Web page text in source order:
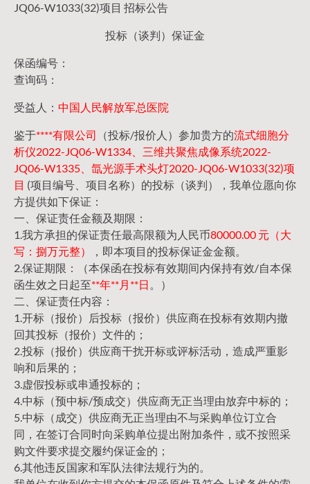
JQ06-W1033(32)项目 招标公告
投标（谈判）保证金
保函编号：
查询码：
受益人： 中国人民解放军总医院
鉴于****有限公司 （投标/报价人）参加贵方的流式细胞分
析仪2022-JQ06-W1334、三维共聚焦成像系统2022-
JQ06-W1335、氙光源手术头灯2020-JQ06-W1033(32)项
目 (项目编号、项目名称）的投标（谈判），我单位愿向你
方提供如下保证：
一、保证责任金额及期限：
1.我方承担的保证责任最高限额为人民币80000.00 元（大
写：捌万元整）
，即本项目的投标保证金金额。
2.保证期限：（本保函在投标有效期间内保持有效/自本保
函生效之日起至**年**月**日 。）
二、保证责任内容：
1.开标（报价）后投标（报价）供应商在投标有效期内撤
回其投标（报价）文件的；
2.投标（报价）供应商干扰开标或评标活动，造成严重影
响和后果的；
3.虚假投标或串通投标的；
4.中标（预中标/预成交）供应商无正当理由放弃中标的；
5.中标（成交）供应商无正当理由不与采购单位订立合
同，在签订合同时向采购单位提出附加条件，或不按照采
购文件要求提交履约保证金的；
6.其他违反国家和军队法律法规行为的。